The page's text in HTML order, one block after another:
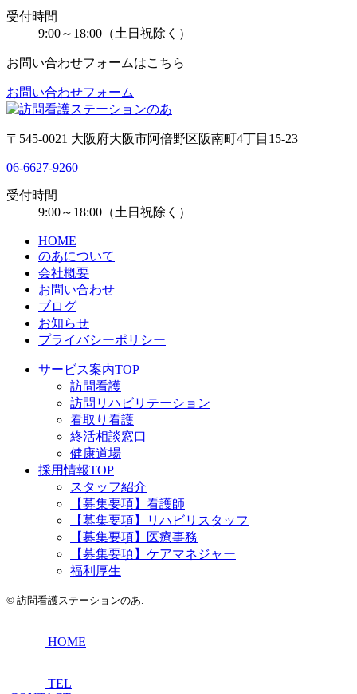
受付時間
9:00～18:00（土日祝除く）
お問い合わせフォームはこちら
お問い合わせフォーム
〒545-0021 大阪府大阪市阿倍野区阪南町4丁目15-23
06-6627-9260
受付時間
9:00～18:00（土日祝除く）
HOME
のあについて
会社概要
お問い合わせ
ブログ
お知らせ
プライバシーポリシー
サービス案内TOP
訪問看護
訪問リハビリテーション
看取り看護
終活相談窓口
健康道場
採用情報TOP
スタッフ紹介
【募集要項】看護師
【募集要項】リハビリスタッフ
【募集要項】医療事務
【募集要項】ケアマネジャー
福利厚生
© 訪問看護ステーションのあ.
HOME
TEL